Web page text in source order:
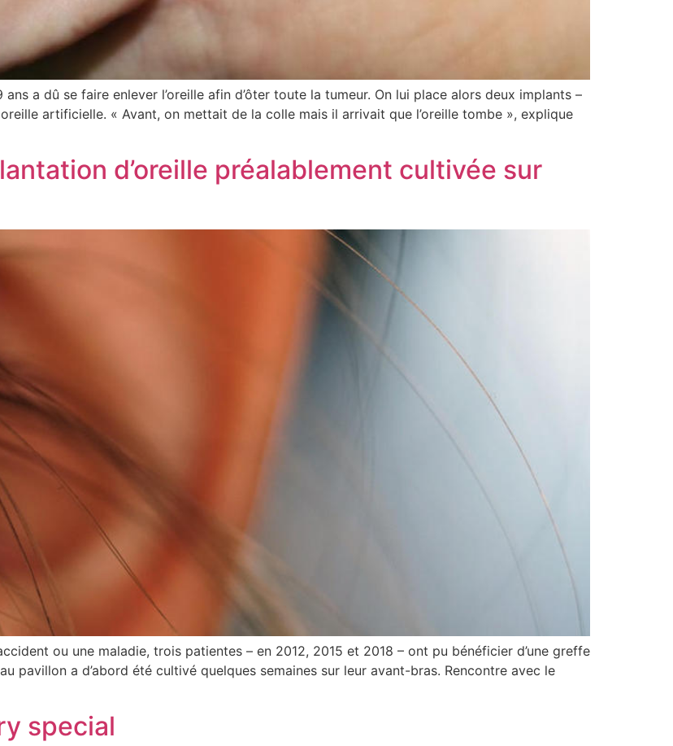
a dû se faire enlever l’oreille afin d’ôter toute la tumeur. On lui place alors deux implants –
artificielle. « Avant, on mettait de la colle mais il arrivait que l’oreille tombe », explique
d’oreille préalablement cultivée sur
ou une maladie, trois patientes – en 2012, 2015 et 2018 – ont pu bénéficier d’une greffe
pavillon a d’abord été cultivé quelques semaines sur leur avant-bras. Rencontre avec le
special